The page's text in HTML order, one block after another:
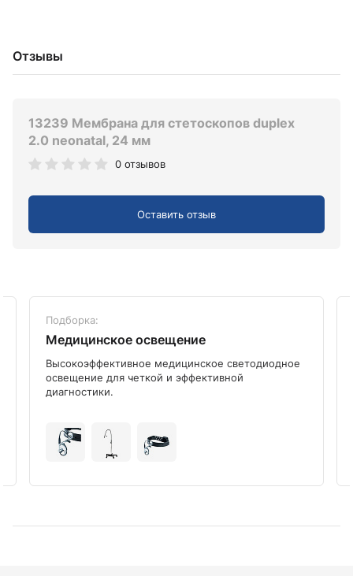
Отзывы
13239 Мембрана для стетоскопов duplex
2.0 neonatal, 24 мм
0 отзывов
Оставить отзыв
Подборка:
Медицинское освещение
Высокоэффективное медицинское светодиодное
освещение для четкой и эффективной
диагностики.